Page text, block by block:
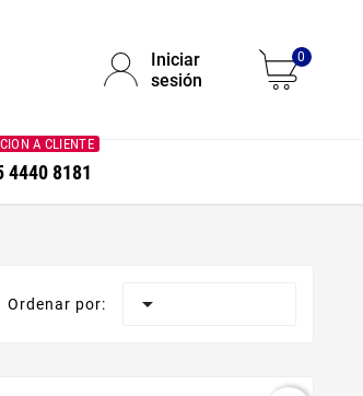
Iniciar
sesión
0
4440 8181
A CLIENTE
Ordenar por: 